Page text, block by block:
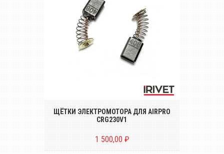
заклёпочника AIRPRO CRG230V1
ЩЁТКИ ЭЛЕКТРОМОТОРА ДЛЯ AIRPRO
CRG230V1
1 500,00 ₽